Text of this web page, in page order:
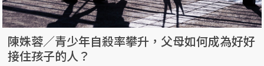
陳姝蓉／青少年自殺率攀升，父母如何成為好好
接住孩子的人？